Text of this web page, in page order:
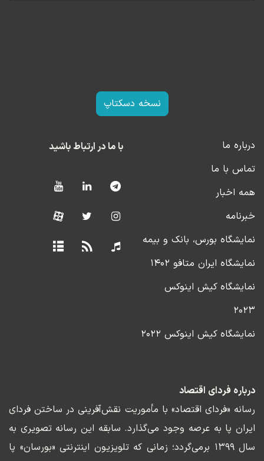
نسخه دسکتاپ
درباره ما
تماس با ما
همه اخبار
خبرنامه
نمایشگاه بورس، بانک و بیمه
نمایشگاه ایران متافو ۱۴۰۲
نمایشگاه کیش اینوکس
۲۰۲۳
نمایشگاه کیش اینوکس ۲۰۲۲
با ما در ارتباط باشید
درباره فردای اقتصاد
رسانه «فردای اقتصاد» با مأموریت نقش‌آفرینی در ساختن فردای
ایران پا به عرصه وجود می‌گذارد. سابقه این رسانه تصویری به
سال ۱۳۹۹ برمی‌گردد؛ زمانی که تلویزیون اینترنتی «بورسان» پا